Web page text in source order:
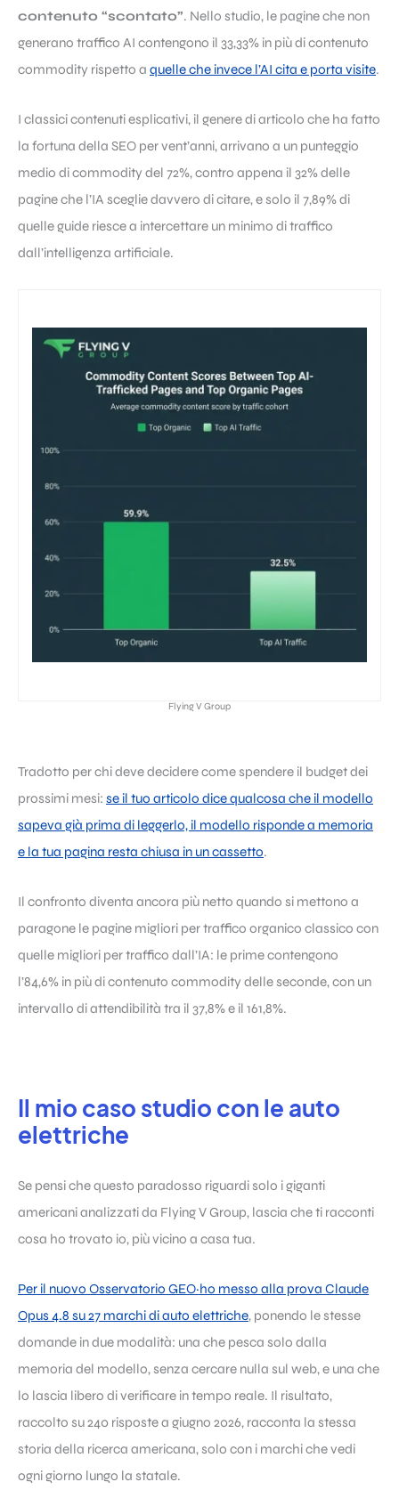
contenuto “scontato”. Nello studio, le pagine che non
generano traffico AI contengono il 33,33% in più di contenuto
commodity rispetto a quelle che invece l’AI cita e porta visite.
I classici contenuti esplicativi, il genere di articolo che ha fatto
la fortuna della SEO per vent’anni, arrivano a un punteggio
medio di commodity del 72%, contro appena il 32% delle
pagine che l’IA sceglie davvero di citare, e solo il 7,89% di
quelle guide riesce a intercettare un minimo di traffico
dall’intelligenza artificiale.
Flying V Group
Tradotto per chi deve decidere come spendere il budget dei
prossimi mesi: se il tuo articolo dice qualcosa che il modello
sapeva già prima di leggerlo, il modello risponde a memoria
e la tua pagina resta chiusa in un cassetto.
Il confronto diventa ancora più netto quando si mettono a
paragone le pagine migliori per traffico organico classico con
quelle migliori per traffico dall’IA: le prime contengono
l’84,6% in più di contenuto commodity delle seconde, con un
intervallo di attendibilità tra il 37,8% e il 161,8%.
Il mio caso studio con le auto
elettriche
Se pensi che questo paradosso riguardi solo i giganti
americani analizzati da Flying V Group, lascia che ti racconti
cosa ho trovato io, più vicino a casa tua.
Per il nuovo Osservatorio GEO·ho messo alla prova Claude
Opus 4.8 su 27 marchi di auto elettriche, ponendo le stesse
domande in due modalità: una che pesca solo dalla
memoria del modello, senza cercare nulla sul web, e una che
lo lascia libero di verificare in tempo reale. Il risultato,
raccolto su 240 risposte a giugno 2026, racconta la stessa
storia della ricerca americana, solo con i marchi che vedi
ogni giorno lungo la statale.